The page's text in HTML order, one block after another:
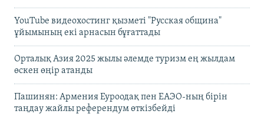
YouTube видеохостинг қызметі "Русская община"
ұйымының екі арнасын бұғаттады
Орталық Азия 2025 жылы әлемде туризм ең жылдам
өскен өңір атанды
Пашинян: Армения Еуроодақ пен ЕАЭО-ның бірін
таңдау жайлы референдум өткізбейді